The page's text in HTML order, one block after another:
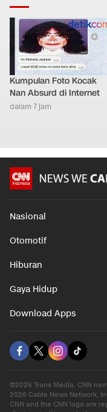
Kumpulan Foto Kocak
Nan Absurd di Internet
dalam 7 jam
Nasional
Otomotif
Hiburan
Gaya Hidup
Download Apps
©2026 Trans Media, CNN
2026 Cable News Network,
CNN and the CNN logo are